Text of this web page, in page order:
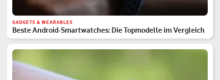
GADGETS & WEARABLES
Beste Android-Smartwatches: Die Topmodelle im Vergleich